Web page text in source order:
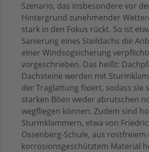
Szenario, das insbesondere vor
Hintergrund zunehmender
stark in den Fokus rückt. So ist
Sanierung eines Steildachs die
einer Windsogsicherung
vorgeschrieben. Das heißt:
Dachsteine werden mit
der Traglattung fixiert, sodass sie
starken Böen weder abrutschen
wegfliegen können. Zudem sind
Sturmklammern, etwa von
Ossenberg-Schule, aus rostfreiem
korrosionsgeschütztem Material